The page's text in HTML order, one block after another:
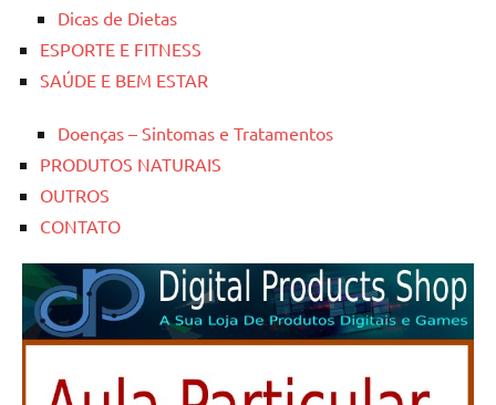
Dicas de Dietas
ESPORTE E FITNESS
SAÚDE E BEM ESTAR
Doenças – Sintomas e Tratamentos
PRODUTOS NATURAIS
OUTROS
CONTATO